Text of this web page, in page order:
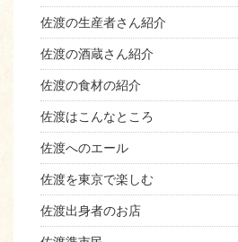
佐渡の生産者さん紹介
佐渡の酒蔵さん紹介
佐渡の食材の紹介
佐渡はこんなところ
佐渡へのエール
佐渡を東京で楽しむ
佐渡出身者のお店